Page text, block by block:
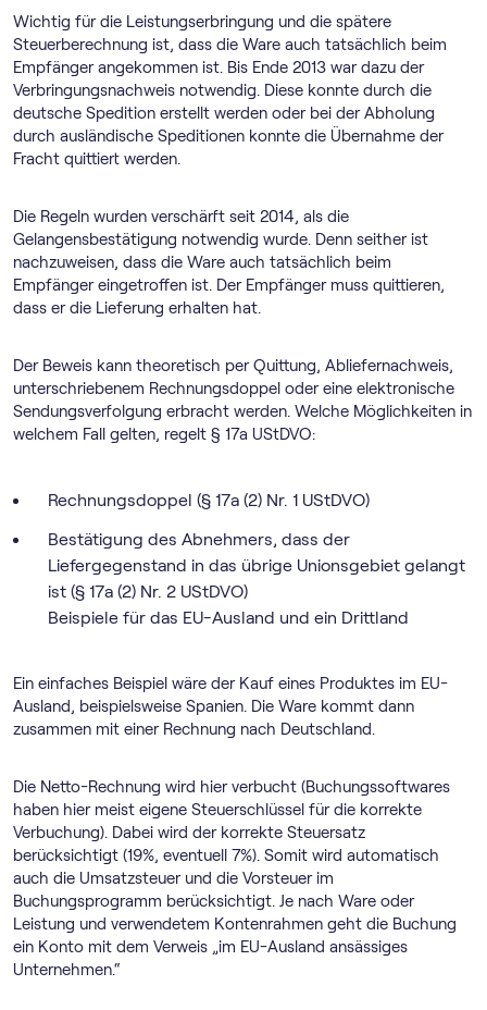
Wichtig für die Leistungserbringung und die spätere
Steuerberechnung ist, dass die Ware auch tatsächlich beim
Empfänger angekommen ist. Bis Ende 2013 war dazu der
Verbringungsnachweis notwendig. Diese konnte durch die
deutsche Spedition erstellt werden oder bei der Abholung
durch ausländische Speditionen konnte die Übernahme der
Fracht quittiert werden.
Die Regeln wurden verschärft seit 2014, als die
Gelangensbestätigung notwendig wurde. Denn seither ist
nachzuweisen, dass die Ware auch tatsächlich beim
Empfänger eingetroffen ist. Der Empfänger muss quittieren,
dass er die Lieferung erhalten hat.
Der Beweis kann theoretisch per Quittung, Abliefernachweis,
unterschriebenem Rechnungsdoppel oder eine elektronische
Sendungsverfolgung erbracht werden. Welche Möglichkeiten in
welchem Fall gelten, regelt § 17a UStDVO:
Rechnungsdoppel (§ 17a (2) Nr. 1 UStDVO)
Bestätigung des Abnehmers, dass der
Liefergegenstand in das übrige Unionsgebiet gelangt
ist (§ 17a (2) Nr. 2 UStDVO)
Beispiele für das EU-Ausland und ein Drittland
Ein einfaches Beispiel wäre der Kauf eines Produktes im EU-
Ausland, beispielsweise Spanien. Die Ware kommt dann
zusammen mit einer Rechnung nach Deutschland.
Die Netto-Rechnung wird hier verbucht (Buchungssoftwares
haben hier meist eigene Steuerschlüssel für die korrekte
Verbuchung). Dabei wird der korrekte Steuersatz
berücksichtigt (19%, eventuell 7%). Somit wird automatisch
auch die Umsatzsteuer und die Vorsteuer im
Buchungsprogramm berücksichtigt. Je nach Ware oder
Leistung und verwendetem Kontenrahmen geht die Buchung
ein Konto mit dem Verweis „im EU-Ausland ansässiges
Unternehmen.“